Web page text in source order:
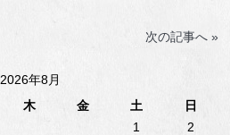
次の記事へ »
2026年8月
木 金 土
日
1
2